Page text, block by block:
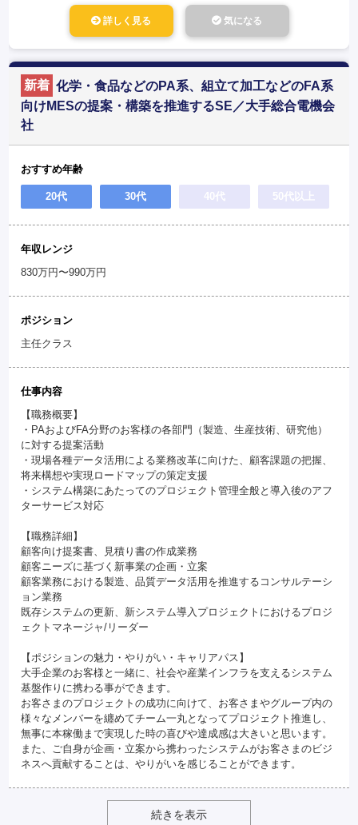
詳しく見る 気になる
新着 化学・食品などのPA系、組立て加工などのFA系
向けMESの提案・構築を推進するSE／大手総合電機会
社
おすすめ年齢
20代 30代 40代 50代以上
年収レンジ
830万円〜990万円
ポジション
主任クラス
仕事内容
【職務概要】
・PAおよびFA分野のお客様の各部門（製造、生産技術、研究他）
に対する提案活動
・現場各種データ活用による業務改革に向けた、顧客課題の把握、
将来構想や実現ロードマップの策定支援
・システム構築にあたってのプロジェクト管理全般と導入後のアフ
ターサービス対応
【職務詳細】
顧客向け提案書、見積り書の作成業務
顧客ニーズに基づく新事業の企画・立案
顧客業務における製造、品質データ活用を推進するコンサルテーシ
ョン業務
既存システムの更新、新システム導入プロジェクトにおけるプロジ
ェクトマネージャ/リーダー
【ポジションの魅力・やりがい・キャリアパス】
大手企業のお客様と一緒に、社会や産業インフラを支えるシステム
基盤作りに携わる事ができます。
お客さまのプロジェクトの成功に向けて、お客さまやグループ内の
様々なメンバーを纏めてチーム一丸となってプロジェクト推進し、
無事に本稼働まで実現した時の喜びや達成感は大きいと思います。
また、ご自身が企画・立案から携わったシステムがお客さまのビジ
ネスへ貢献することは、やりがいを感じることができます。
続きを表示